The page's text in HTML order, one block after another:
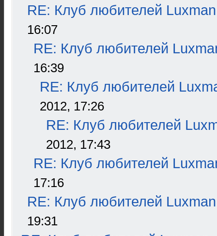
RE: Клуб любителей Luxman
16:07
RE: Клуб любителей
16:39
RE: Клуб любителей
2012, 17:26
RE: Клуб любителей
2012, 17:43
RE: Клуб любителей
17:16
RE: Клуб любителей Luxman
19:31